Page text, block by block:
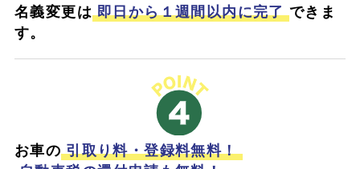
名義変更は 即日から１週間以内に完了 できま
す。
お車の 引取り料・登録料無料！